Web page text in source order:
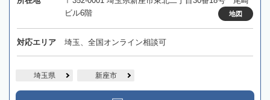
ビル6階
地図
対応エリア 埼玉、全国オンライン相談可
埼玉県 新座市